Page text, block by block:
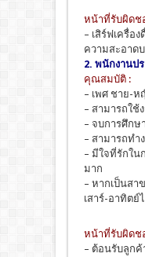
หน้าที่รับผิดช
– เสิร์ฟเครื่อ
ความสะอาด
2. พนักงานป
คุณสมบัติ :
– เพศ ชาย-ห
– สามารถใช้
– จบการศึกษ
– สามารถทำ
– มีใจที่รักใน
มาก
– หากเป็นสา
เสาร์-อาทิตย์
หน้าที่รับผิดช
– ต้อนรับลูก